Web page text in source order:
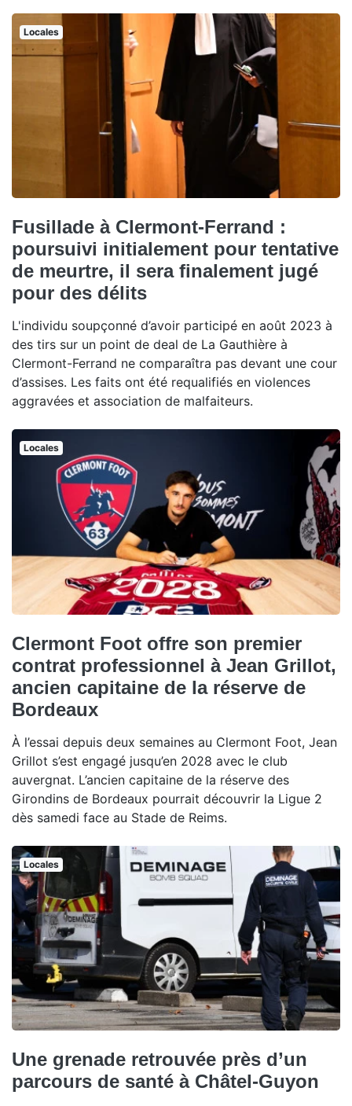
Locales
Fusillade à Clermont-Ferrand :
poursuivi initialement pour tentative
de meurtre, il sera finalement jugé
pour des délits
L'individu soupçonné d’avoir participé en août 2023 à
des tirs sur un point de deal de La Gauthière à
Clermont-Ferrand ne comparaîtra pas devant une cour
d’assises. Les faits ont été requalifiés en violences
aggravées et association de malfaiteurs.
Locales
Clermont Foot offre son premier
contrat professionnel à Jean Grillot,
ancien capitaine de la réserve de
Bordeaux
À l’essai depuis deux semaines au Clermont Foot, Jean
Grillot s’est engagé jusqu’en 2028 avec le club
auvergnat. L’ancien capitaine de la réserve des
Girondins de Bordeaux pourrait découvrir la Ligue 2
dès samedi face au Stade de Reims.
Locales
Une grenade retrouvée près d’un
parcours de santé à Châtel-Guyon